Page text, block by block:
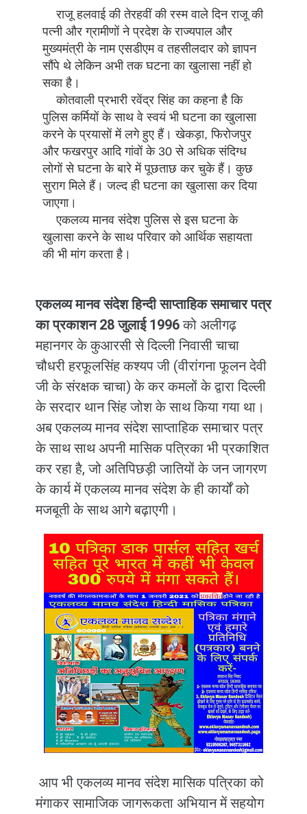
राजू हलवाई की तेरहवीं की रस्म वाले दिन राजू की
पत्नी और ग्रामीणों ने प्रदेश के राज्यपाल और
मुख्यमंत्री के नाम एसडीएम व तहसीलदार को ज्ञापन
सौंपे थे लेकिन अभी तक घटना का खुलासा नहीं हो
सका है।
कोतवाली प्रभारी रवेंद्र सिंह का कहना है कि
पुलिस कर्मियों के साथ वे स्वयं भी घटना का खुलासा
करने के प्रयासों में लगे हुए हैं। खेकड़ा, फिरोजपुर
और फखरपुर आदि गांवों के 30 से अधिक संदिग्ध
लोगों से घटना के बारे में पूछताछ कर चुके हैं। कुछ
सुराग मिले हैं। जल्द ही घटना का खुलासा कर दिया
जाएगा।
एकलव्य मानव संदेश पुलिस से इस घटना के
खुलासा करने के साथ परिवार को आर्थिक सहायता
की भी मांग करता है।
एकलव्य मानव संदेश हिन्दी साप्ताहिक समाचार पत्र
का प्रकाशन 28 जुलाई 1996को अलीगढ़
महानगर के कुआरसी से दिल्ली निवासी चाचा
चौधरी हरफूलसिंह कश्यप जी (वीरांगना फूलन देवी
जी के संरक्षक चाचा) के कर कमलों के द्वारा दिल्ली
के सरदार थान सिंह जोश के साथ किया गया था।
अब एकलव्य मानव संदेश साप्ताहिक समाचार पत्र
के साथ साथ अपनी मासिक पत्रिका भी प्रकाशित
कर रहा है, जो अतिपिछड़ी जातियों के जन जागरण
के कार्य में एकलव्य मानव संदेश के ही कार्यों को
मजबूती के साथ आगे बढ़ाएगी।
आप भी एकलव्य मानव संदेश मासिक पत्रिका को
मंगाकर सामाजिक जागरूकता अभियान में सहयोग